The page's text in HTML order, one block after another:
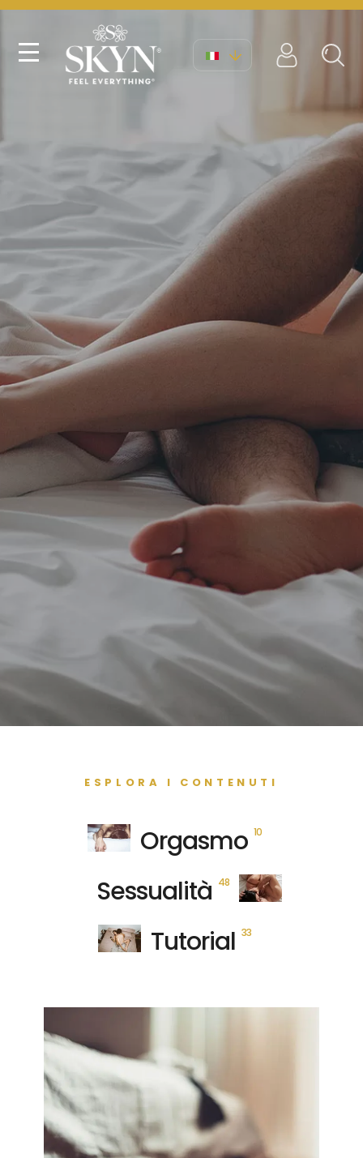
ESPLORA I CONTENUTI
Orgasmo 10
Sessualità 48
Tutorial 33